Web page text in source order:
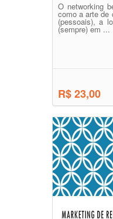
O networking
como a arte de
(pessoais), a
(sempre) em ...
R$ 23,00